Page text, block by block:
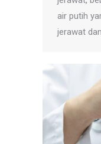
air putih
jerawat